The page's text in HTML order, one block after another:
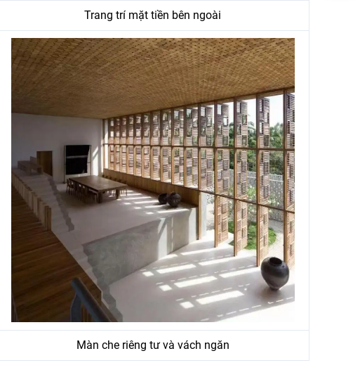
Trang trí mặt tiền bên ngoài
Màn che riêng tư và vách ngăn